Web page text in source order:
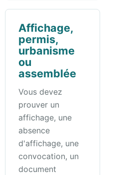
Affichage,
permis,
urbanisme
ou
assemblée
Vous devez
prouver un
affichage, une
absence
d'affichage, une
convocation, un
document